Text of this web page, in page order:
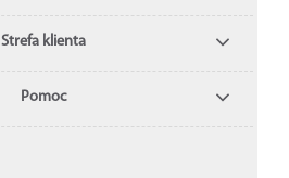
Strefa klienta
Pomoc